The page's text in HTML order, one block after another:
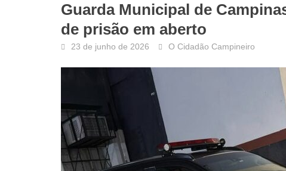
Guarda Municipal de
de prisão em aberto
23 de junho de 2026 O Cidadão Campineiro